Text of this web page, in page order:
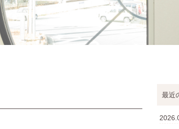
最近